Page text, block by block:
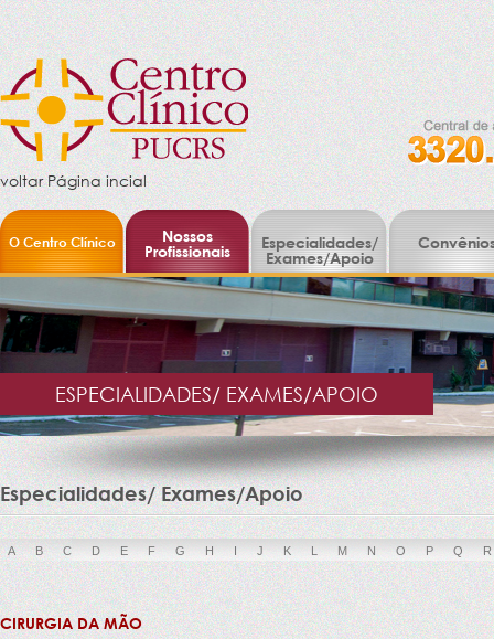
voltar Página incial
O Centro Clínico
Nossos
Profissionais
Especialidades/
Exames/Apoio
ESPECIALIDADES/ EXAMES/APOIO
Especialidades/ Exames/Apoio
A B C D E F G H I J K L M N O P Q R
CIRURGIA DA MÃO